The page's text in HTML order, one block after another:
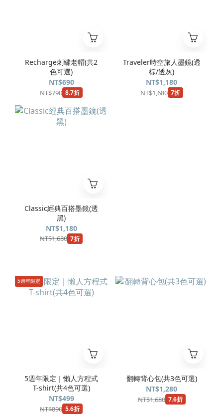
Recharge刺繡老帽(共2
色可選)
NT$690
NT$790 8.7折
Traveler時空旅人墨鏡(透
棕/透灰)
NT$1,180
NT$1,680 7折
Classic經典百搭墨鏡(透
黑)
NT$1,180
NT$1,680 7折
5週年限定
5週年限定｜懶人方程式
T-shirt(共4色可選)
NT$499
NT$890 5.6折
翻轉背心包(共3色可選)
NT$1,280
NT$1,680 7.6折